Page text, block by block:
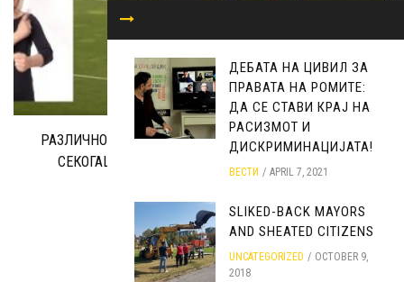
РАЗЛИЧНОСТА НÈ ПРАВИ ПОСИЛНИ, А ЕДИНСТВОТО
СЕКОГАШ НОСИ ПОБЕДА – ФУДБАЛОТ ПРОТИВ
JUNE 4, 2021
ДЕБАТА НА ЦИВИЛ ЗА
ПРАВАТА НА РОМИТЕ:
ДА СЕ СТАВИ КРАЈ НА
РАСИЗМОТ И
ДИСКРИМИНАЦИЈАТА!
ВЕСТИ APRIL 7, 2021
SLIKED-BACK MAYORS
AND SHEATED CITIZENS
UNCATEGORIZED
OCTOBER 9,
2018